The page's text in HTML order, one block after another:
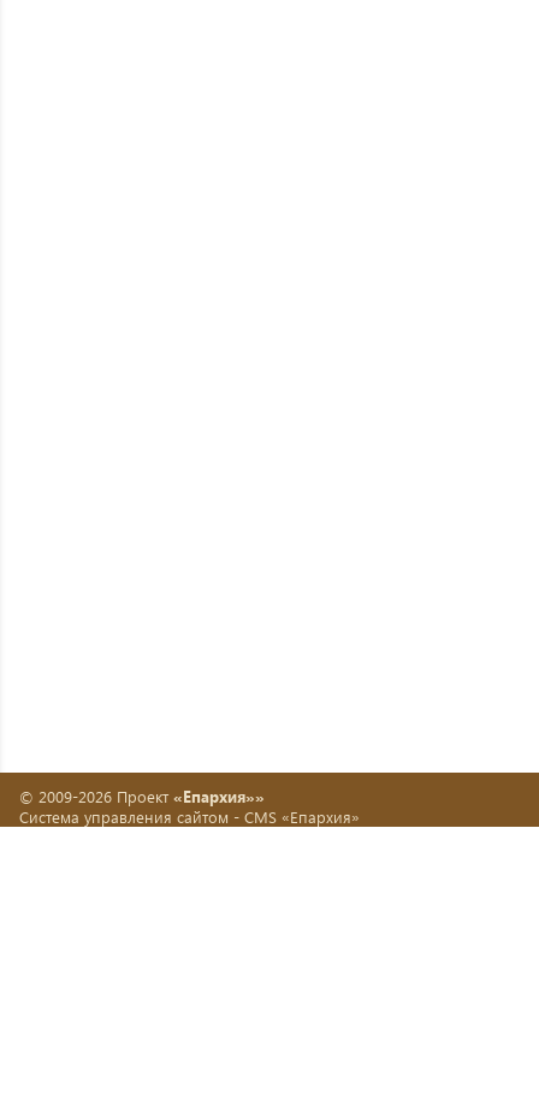
© 2009-2026 Проект «Епархия»»
Система управления сайтом - CMS «Епархия»